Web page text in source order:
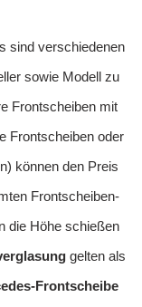
sind verschiedenen
sowie Modell zu
Frontscheiben mit
Frontscheiben oder
können den Preis
Frontscheiben-
die Höhe schießen
gelten als
Frontscheibe